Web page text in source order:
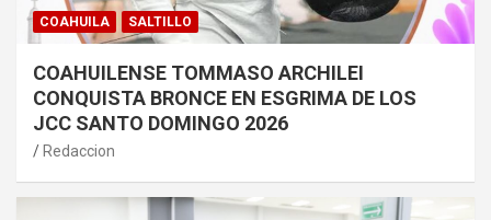
COAHUILA SALTILLO
COAHUILENSE TOMMASO ARCHILEI
CONQUISTA BRONCE EN ESGRIMA DE LOS
JCC SANTO DOMINGO 2026
Redaccion